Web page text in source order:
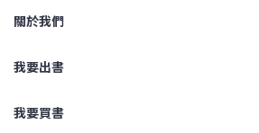
關於我們
我要出書
我要買書